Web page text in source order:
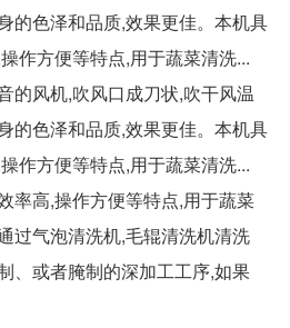
的色泽和品质,效果更佳。本机具
作方便等特点,用于蔬菜清洗...
的风机,吹风口成刀状,吹干风温
的色泽和品质,效果更佳。本机具
作方便等特点,用于蔬菜清洗...
率高,操作方便等特点,用于蔬菜
过气泡清洗机,毛辊清洗机清洗
、或者腌制的深加工工序,如果